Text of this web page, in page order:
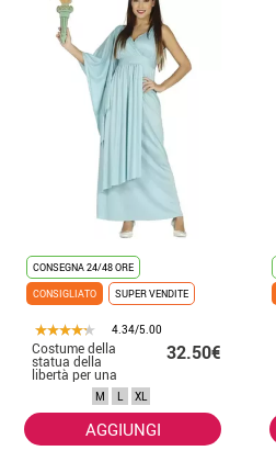
CONSEGNA 24/48 ORE
CONSIGLIATO
SUPER VENDITE
4.34/5.00
Costume della
statua della
libertà per una
32.50€
M L XL
AGGIUNGI